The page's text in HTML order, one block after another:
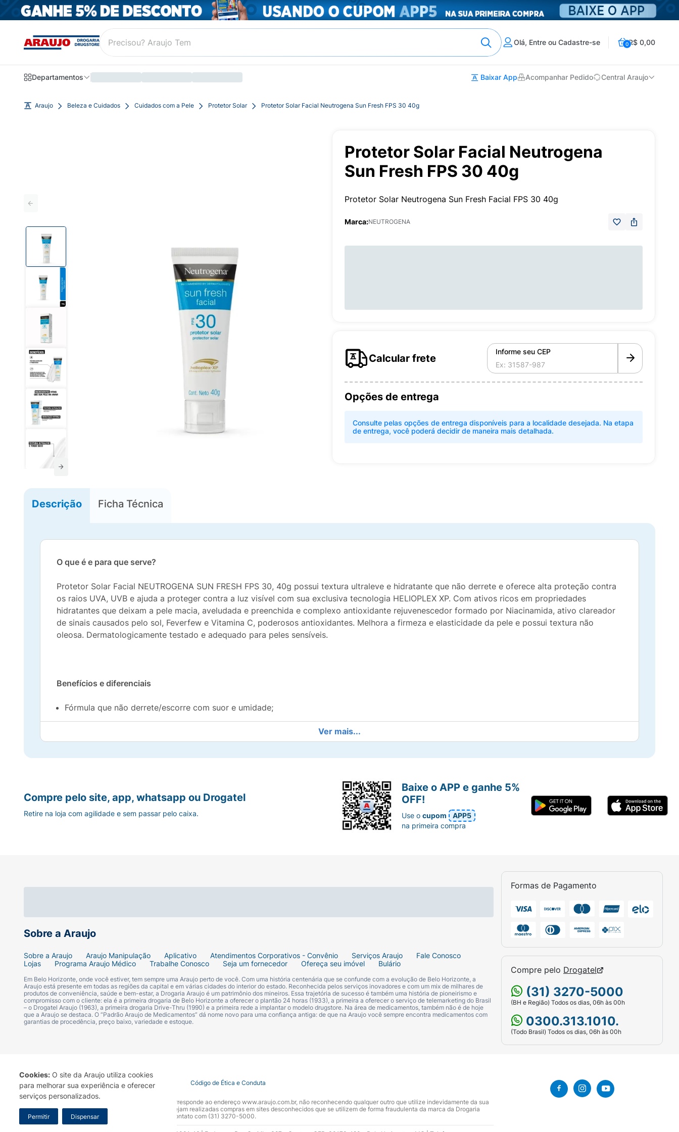
Cookies: O site da Araujo utiliza cookies
para melhorar sua experiência e oferecer
serviços personalizados.
Permitir Dispensar
Olá, Entre ou Cadastre-se 0R$ 0,00
Departamentos Baixar App Acompanhar Pedido Central Araujo
Araujo Beleza e Cuidados Cuidados com a Pele Protetor Solar Protetor Solar Facial Neutrogena Sun Fresh FPS 30 40g
Protetor Solar Facial Neutrogena
Sun Fresh FPS 30 40g
Protetor Solar Neutrogena Sun Fresh Facial FPS 30 40g
Marca:NEUTROGENA
Calcular frete
Informe seu CEP
Opções de entrega
Consulte pelas opções de entrega disponíveis para a localidade desejada. Na etapa
de entrega, você poderá decidir de maneira mais detalhada.
Descrição Ficha Técnica
O que é e para que serve?
Protetor Solar Facial NEUTROGENA SUN FRESH FPS 30, 40g possui textura ultraleve e hidratante que não derrete e oferece alta proteção contra
os raios UVA, UVB e ajuda a proteger contra a luz visível com sua exclusiva tecnologia HELIOPLEX XP. Com ativos ricos em propriedades
hidratantes que deixam a pele macia, aveludada e preenchida e complexo antioxidante rejuvenescedor formado por Niacinamida, ativo clareador
de sinais causados pelo sol, Feverfew e Vitamina C, poderosos antioxidantes. Melhora a firmeza e elasticidade da pele e possui textura não
oleosa. Dermatologicamente testado e adequado para peles sensíveis.
Benefícios e diferenciais
Fórmula que não derrete/escorre com suor e umidade;
Devolve o brilho natural da pele saudável;
Deixa a sensação prolongada de pele hidratada;
Aplique abundantemente antes da exposição ao sol. Reaplicar sempre, após sudorese intensa, nadar ou banhar-se, secar-se com toalha e durante
Composição
Aqua, Homosalate, Octocrylene, Butyl Methoxydibenzoylmethane, Ethylhexyl Salicylate, Ethylhexyl Triazone, Methylene Bis-Benzotriazolyl
Tetramethylbutylphenol, Glycerin, Aluminum Starch Octenylsuccinate, Silica, Sodium Potassium Aluminum Silicate, Bis-Ethylhexyloxyphenol
Methoxyphenyl Triazine, Diisopropyl Adipate, Potassium Cetyl Phosphate, Phenoxyethanol, Triacontanyl PVP, Hydroxyacetophenone, Glyceryl
Stearate, PEG-100 Stearate, Titanium Dioxide, Hydrolyzed Jojoba Esters, Dimethicone, Acrylates/C10-30 Alkyl Acrylate Crosspolymer, Parfum,
Acrylates/Dimethicone Copolymer, Tocopheryl Acetate, Disodium EDTA, Jojoba Esters, Sodium Hydroxide, Amyl Cinnamal, Benzyl Salicylate..
Precauções
Ver mais...
Sobre a Araujo
Sobre a Araujo Araujo Manipulação Aplicativo Atendimentos Corporativos - Convênio Serviços Araujo
Fale Conosco
Lojas
Programa Araujo Médico Trabalhe Conosco Seja um fornecedor Ofereça seu imóvel Bulário
Em Belo Horizonte, onde você estiver, tem sempre uma Araujo perto de você. Com uma história centenária que se confunde com a evolução de Belo Horizonte, a
Araujo está presente em todas as regiões da capital e em várias cidades do interior do estado. Reconhecida pelos serviços inovadores e com um mix de milhares de
produtos de conveniência, saúde e bem-estar, a Drogaria Araujo é um patrimônio dos mineiros. Essa trajetória de sucesso é também uma história de pioneirismo e
compromisso com o cliente: ela é a primeira drogaria de Belo Horizonte a oferecer o plantão 24 horas (1933), a primeira a oferecer o serviço de telemarketing do Brasil
– o Drogatel Araujo (1963), a primeira drogaria Drive-Thru (1990) e a primeira rede a implantar o modelo drugstore. Na área de medicamentos, também não é de hoje
que a Araujo se destaca. O “Padrão Araujo de Medicamentos” dá nome novo para uma confiança antiga: de que na Araujo você sempre encontra medicamentos com
garantias de procedência, preço baixo, variedade e estoque.
Formas de Pagamento
Compre pelo Drogatel
(31) 3270-5000
(BH e Região) Todos os dias, 06h às 00h
0300.313.1010.
(Todo Brasil) Todos os dias, 06h às 00h
Compre pelo site, app, whatsapp ou Drogatel
Retire na loja com agilidade e sem passar pelo caixa.
Baixe o APP e ganhe 5%
OFF!
Use ocupom
APP5
na primeira compra
Termo de Uso Portal da Privacidade Covid-19 Código de Ética e Conduta
A Drogaria Araujo S/A informa que o seu site oficial corresponde ao endereço www.araujo.com.br, não reconhecendo qualquer outro que utilize indevidamente da sua
marca. Para sua segurança recomendamos que não sejam realizadas compras em sites desconhecidos que se utilizem de forma fraudulenta da marca da Drogaria
Araujo S.A. Em caso de dúvidas, gentileza entrar em contato com (31) 3270-5000.